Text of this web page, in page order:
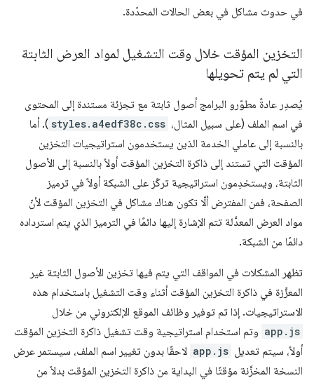
في حدوث مشاكل في بعض الحالات المحدّدة.
التخزين المؤقت خلال وقت التشغيل لمواد العرض الثابتة
التي لم يتم تحويلها
يُصدِر عادةً مطوّرو البرامج أصول ثابتة مع تجزئة مستندة إلى المحتوى
في اسم الملف (على سبيل المثال، styles.a4edf38c.css ). أما
بالنسبة إلى عاملي الخدمة الذين يستخدمون استراتيجيات التخزين
المؤقت التي تستند إلى ذاكرة التخزين المؤقت أولاً بالنسبة إلى الأصول
الثابتة، ويستخدِمون استراتيجية تركّز على الشبكة أولاً في ترميز
الصفحة، فمن المفترض ألّا تكون هناك مشاكل في التخزين المؤقت لأنّ
مواد العرض المعدَّلة تتم الإشارة إليها دائمًا في الترميز الذي يتم استرداده
دائمًا من الشبكة.
تظهر المشكلات في المواقف التي يتم فيها تخزين الأصول الثابتة غير
المعزَّزة في ذاكرة التخزين المؤقت أثناء وقت التشغيل باستخدام هذه
الاستراتيجيات. إذا تم توفير وظائف الموقع الإلكتروني من خلال
app.js وتم استخدام استراتيجية وقت تشغيل ذاكرة التخزين المؤقت
أولاً، سيتم تعديل app.js لاحقًا بدون تغيير اسم الملف، سيستمر عرض
النسخة المخزَّنة مؤقتًا في البداية من ذاكرة التخزين المؤقت بدلاً من